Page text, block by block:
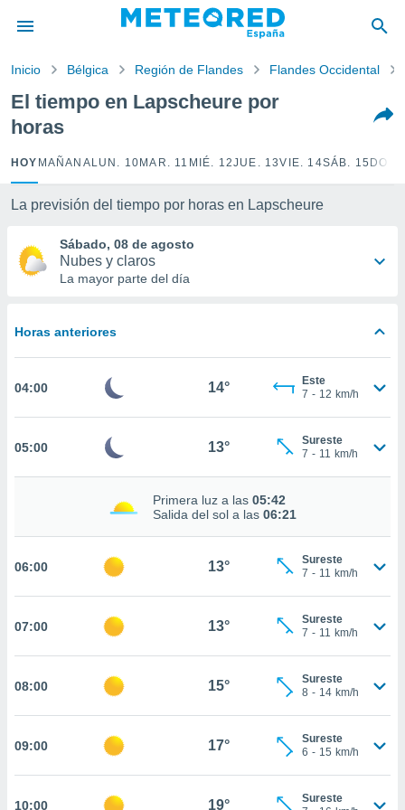
por
para
la
calidad.
a este
las
y
forma
basada
permite
coste.
a la
todas
ya sean
nos
en
perfil
y
Inicio Bélgica Región de Flandes Flandes Occidental
El tiempo en Lapscheure por
horas
HOY MAÑANA LUN. 10 MAR. 11 MIÉ. 12JUE. 13VIE. 14SÁB. 15
La previsión del tiempo por horas en Lapscheure
Sábado, 08 de agosto
Nubes y claros
La mayor parte del día
Horas anteriores
04:00 14°
Este
7 - 12 km/h
05:00 13°
Sureste
7 - 11 km/h
Primera luz a las 05:42
Salida del sol a las 06:21
06:00 13°
Sureste
7 - 11 km/h
07:00 13°
Sureste
7 - 11 km/h
08:00 15°
Sureste
8 - 14 km/h
09:00 17°
Sureste
6 - 15 km/h
10:00 19°
Sureste